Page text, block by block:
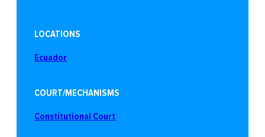
LOCATIONS
Ecuador
COURT/MECHANISMS
Constitutional Court